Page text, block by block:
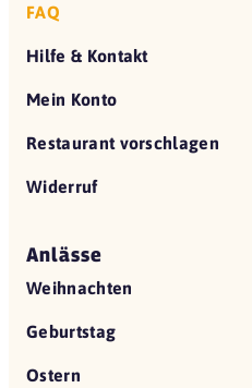
FAQ
Hilfe & Kontakt
Mein Konto
Restaurant vorschlagen
Widerruf
Anlässe
Weihnachten
Geburtstag
Ostern